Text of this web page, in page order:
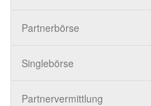
Partnerbörse
Singlebörse
Partnervermittlung